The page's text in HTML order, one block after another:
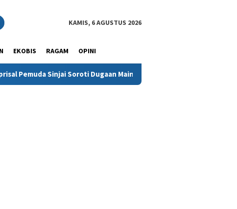
KAMIS, 6 AGUSTUS 2026
EKOBIS RAGAM OPINI
Soroti Dugaan Main Hakim Sendiri di Morowali: Hukum Harus Berdiri